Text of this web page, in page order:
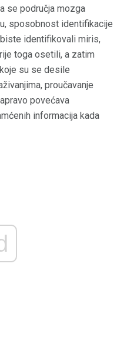
se područja mozga
sposobnost identifikacije
identifikovali miris,
toga osetili, a zatim
su se desile
proučavanje
povećava
informacija kada